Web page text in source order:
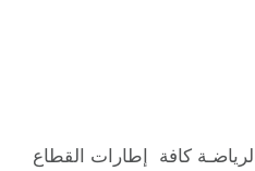
كافة إطارات القطاع